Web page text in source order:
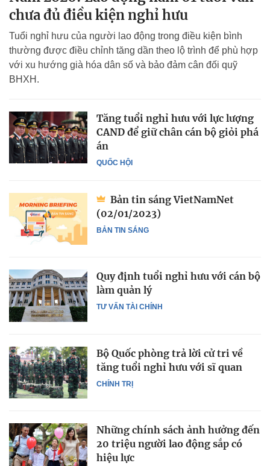
chưa đủ điều kiện nghỉ hưu
Tuổi nghỉ hưu của người lao động trong điều kiện bình
thường được điều chỉnh tăng dần theo lộ trình để phù hợp
với xu hướng già hóa dân số và bảo đảm cân đối quỹ
BHXH.
QUỐC HỘI
Tăng tuổi nghỉ hưu với lực lượng
CAND để giữ chân cán bộ giỏi phá
án
BẢN TIN SÁNG
Bản tin sáng VietNamNet
(02/01/2023)
TƯ VẤN TÀI CHÍNH
Quy định tuổi nghỉ hưu với cán bộ
làm quản lý
CHÍNH TRỊ
Bộ Quốc phòng trả lời cử tri về
tăng tuổi nghỉ hưu với sĩ quan
Những chính sách ảnh hưởng đến
20 triệu người lao động sắp có
hiệu lực